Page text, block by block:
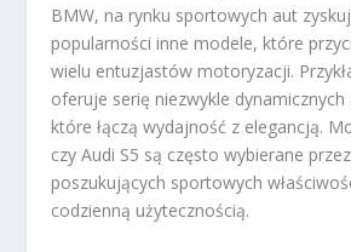
BMW, na rynku sportowych aut
popularności inne modele, które
wielu entuzjastów motoryzacji.
oferuje serię niezwykle
które łączą wydajność z elegancją.
czy Audi S5 są często wybierane
poszukujących sportowych
codzienną użytecznością.